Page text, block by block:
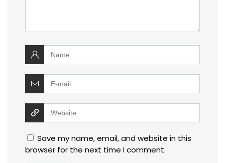
Save my name, email, and website in this
browser for the next time I comment.